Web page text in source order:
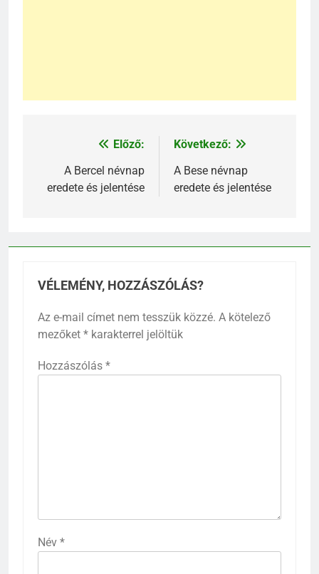
Bejegyzés
navigáció
Előző:
A Bercel névnap
eredete és jelentése
Következő:
A Bese névnap
eredete és jelentése
VÉLEMÉNY, HOZZÁSZÓLÁS?
Az e-mail címet nem tesszük közzé. A kötelező
mezőket * karakterrel jelöltük
Hozzászólás *
Név *